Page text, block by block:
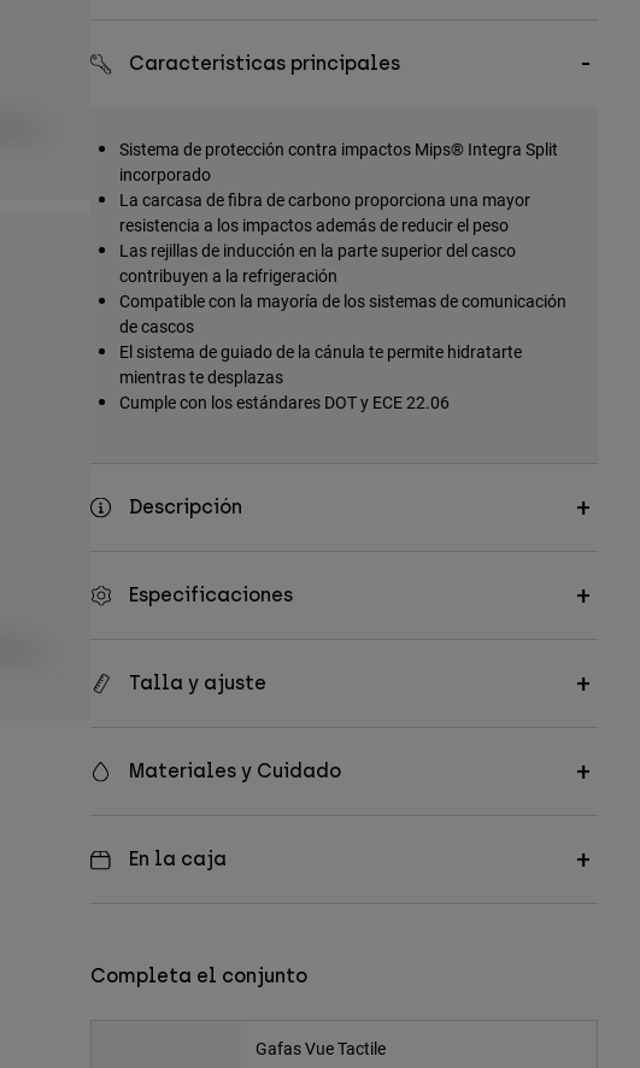
Características principales
Sistema de protección contra impactos Mips® Integra Split
incorporado
La carcasa de fibra de carbono proporciona una mayor
resistencia a los impactos además de reducir el peso
Las rejillas de inducción en la parte superior del casco
contribuyen a la refrigeración
Compatible con la mayoría de los sistemas de comunicación
de cascos
El sistema de guiado de la cánula te permite hidratarte
mientras te desplazas
Cumple con los estándares DOT y ECE 22.06
Descripción
Especificaciones
Talla y ajuste
Materiales y Cuidado
En la caja
Completa el conjunto
Gafas Vue Tactile